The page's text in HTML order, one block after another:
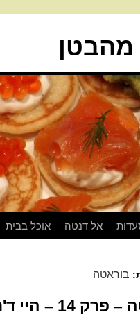
אל דנטה אוכל בבית
בוראטה
– היי ד'רומא